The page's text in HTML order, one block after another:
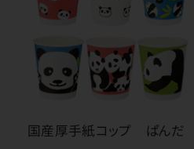
国産厚手紙コップ ぱんだ